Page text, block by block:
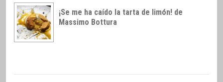
¡Se me ha caído la tarta de limón! de
Massimo Bottura